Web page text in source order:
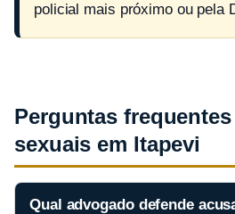
policial mais próximo ou pela
Perguntas
sexuais em Itapevi
Qual advogado defende